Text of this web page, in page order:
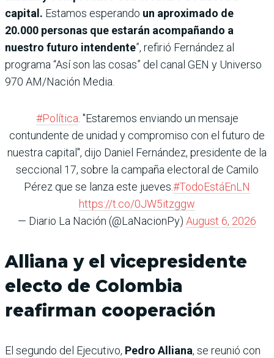
capital. Estamos esperando un aproximado de
20.000 personas que estarán acompañando a
nuestro futuro intendente”, refirió Fernández al
programa “Así son las cosas” del canal GEN y Universo
970 AM/Nación Media.
#Política . "Estaremos enviando un mensaje
contundente de unidad y compromiso con el futuro de
nuestra capital", dijo Daniel Fernández, presidente de la
seccional 17, sobre la campaña electoral de Camilo
Pérez que se lanza este jueves.#TodoEstáEnLN
https://t.co/0JW5itzggw
— Diario La Nación (@LaNacionPy) August 6, 2026
Alliana y el vicepresidente
electo de Colombia
reafirman cooperación
El segundo del Ejecutivo, Pedro Alliana, se reunió con